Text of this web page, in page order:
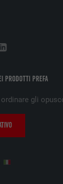
PRODOTTI PREFA
gli
per il tracking
rilevanti